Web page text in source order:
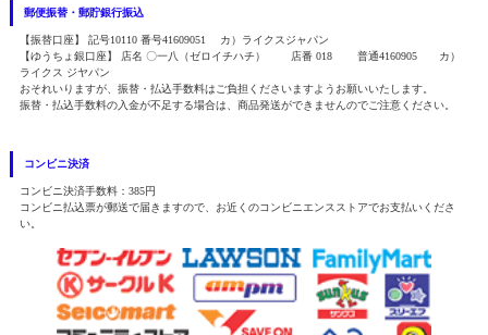
郵便振替・郵貯銀行振込
【振替口座】 記号10110 番号41609051 カ）ライクスジャパン
【ゆうちょ銀口座】 店名 〇一八（ゼロイチハチ） 店番 018 普通4160905 カ）
ライクス ジヤパン
おそれいりますが、振替・払込手数料はご負担くださいますようお願いいたします。
振替・払込手数料の入金が不足する場合は、商品発送ができませんのでご注意ください。
コンビニ決済
コンビニ決済手数料：385円
コンビニ払込票が郵送で届きますので、お近くのコンビニエンスストアでお支払いくださ
い。